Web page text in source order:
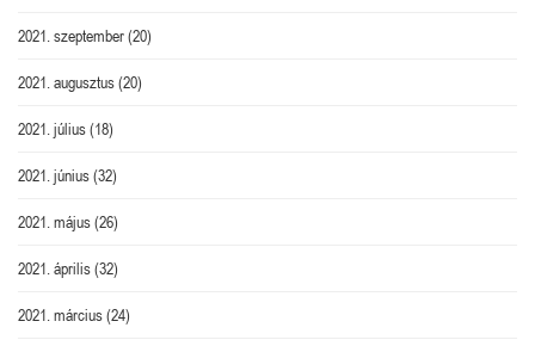
2021. szeptember(20)
2021. augusztus(20)
2021. július(18)
2021. június(32)
2021. május(26)
2021. április(32)
2021. március(24)